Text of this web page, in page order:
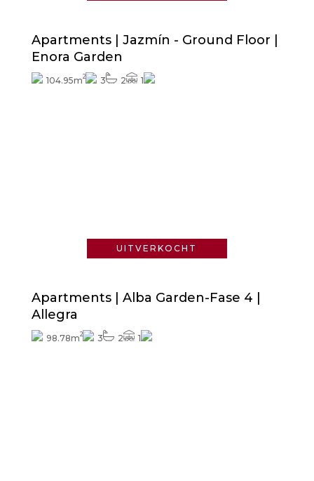
Apartments | Jazmín - Ground Floor |
Enora Garden
104.95m2 3 2 1
UITVERKOCHT
Apartments | Alba Garden-Fase 4 |
Allegra
98.78m2 3 2 1